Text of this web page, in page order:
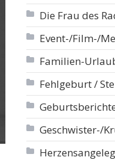
Die Frau des
Event-/Film-/
Familien-
Fehlgeburt /
Geschwister-/